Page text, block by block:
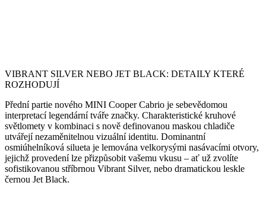
VIBRANT SILVER NEBO JET BLACK: DETAILY KTERÉ
ROZHODUJÍ
Přední partie nového MINI Cooper Cabrio je sebevědomou
interpretací legendární tváře značky. Charakteristické kruhové
světlomety v kombinaci s nově definovanou maskou chladiče
utvářejí nezaměnitelnou vizuální identitu. Dominantní
osmiúhelníková silueta je lemována velkorysými nasávacími otvory,
jejichž provedení lze přizpůsobit vašemu vkusu – ať už zvolíte
sofistikovanou stříbrnou Vibrant Silver, nebo dramatickou leskle
černou Jet Black.